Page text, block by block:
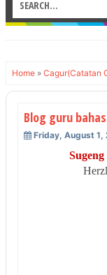
Home » Cagur(Catatan
Blog guru
Friday, August 1,